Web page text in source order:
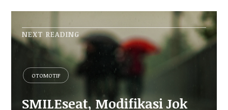
NEXT READING
OTOMOTIF
SMILEseat, Modifikasi Jok